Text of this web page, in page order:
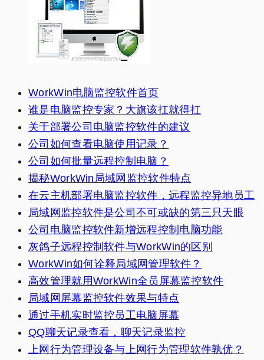
WorkWin电脑监控软件首页
谁是电脑监控专家？大旗该扛就得扛
关于部署公司电脑监控软件的建议
公司如何查看电脑使用记录？
公司如何批量远程控制电脑？
揭秘WorkWin局域网监控软件特点
在云主机部署电脑监控软件，远程监控异地员工
局域网监控软件是公司不可或缺的第三只天眼
公司电脑监控软件新增远程控制电脑功能
灰鸽子远程控制软件与WorkWin的区别
WorkWin如何诠释局域网管理软件？
高效管理就用WorkWin全员屏幕监控软件
局域网屏幕监控软件效果与特点
通过手机实时监控员工电脑屏幕
QQ聊天记录查看，聊天记录监控
上网行为管理设备与上网行为管理软件孰优？